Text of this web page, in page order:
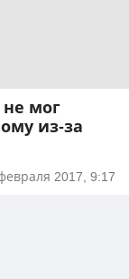
мог
из-за
2017, 9:17